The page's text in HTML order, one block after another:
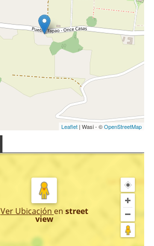
Leaflet | Wasi - ©OpenStreetMap
Ver Ubicación en street
view